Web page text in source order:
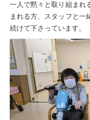
透析センターご紹介
透析・入院透析
介護老人保健施設
はまなこ介護老人保健
三田介護老人保健施設
滝町介護老人保健施設
一人で黙々と取り組まれ
まれる方、スタッフと一
続けて下さっています。